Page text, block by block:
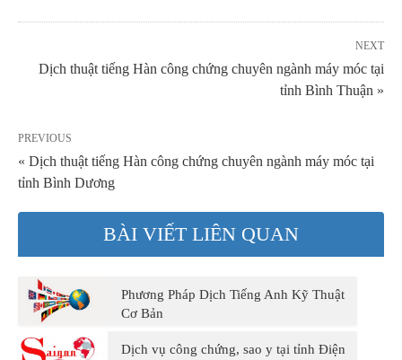
NEXT
Dịch thuật tiếng Hàn công chứng chuyên ngành máy móc tại
tỉnh Bình Thuận »
PREVIOUS
« Dịch thuật tiếng Hàn công chứng chuyên ngành máy móc tại
tỉnh Bình Dương
BÀI VIẾT LIÊN QUAN
Phương Pháp Dịch Tiếng Anh Kỹ Thuật
Cơ Bản
Dịch vụ công chứng, sao y tại tỉnh Điện